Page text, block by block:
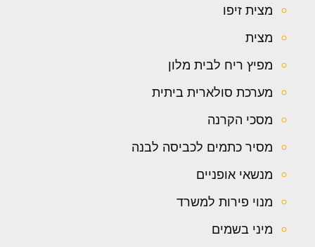
מצית זיפו
מצית
מפיץ ריח לבית מלון
מערכת סולארית ביתית
מסכי הקרנה
מסיר כתמים לכביסה לבנה
מנשאי אופניים
מנוי פירות למשרד
מיני בשמים